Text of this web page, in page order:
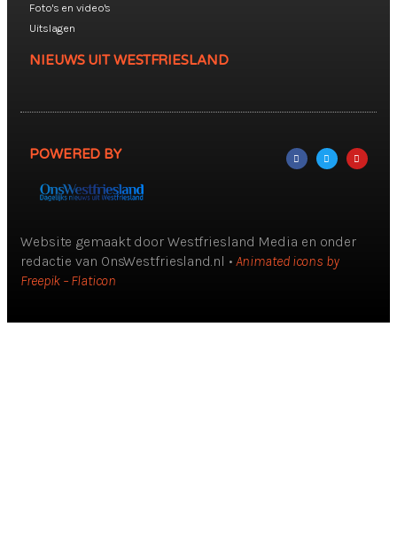
Foto's en video's
Uitslagen
NIEUWS UIT WESTFRIESLAND
POWERED BY
Website gemaakt door Westfriesland Media en onder
redactie van OnsWestfriesland.nl • Animated icons by
Freepik – Flaticon